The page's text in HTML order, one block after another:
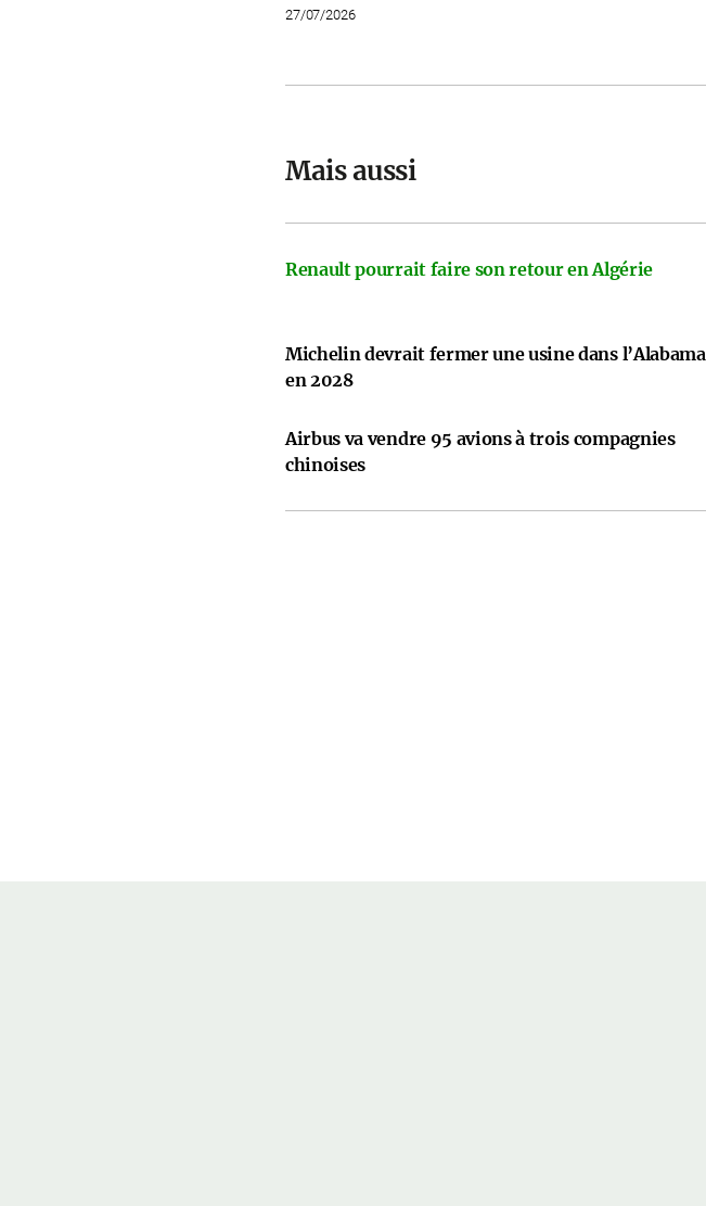
27/07/2026
Mais aussi
Renault pourrait faire son retour en Algérie
Michelin devrait fermer une usine dans l’Alabama
en 2028
Airbus va vendre 95 avions à trois compagnies
chinoises